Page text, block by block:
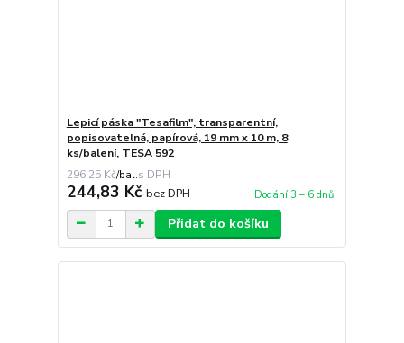
Lepicí páska "Tesafilm", transparentní,
popisovatelná, papírová, 19 mm x 10 m, 8
ks/balení, TESA 592
296,25 Kč/bal.
244,83 Kč bez DPH Dodání 3 – 6 dnů
Přidat do košíku